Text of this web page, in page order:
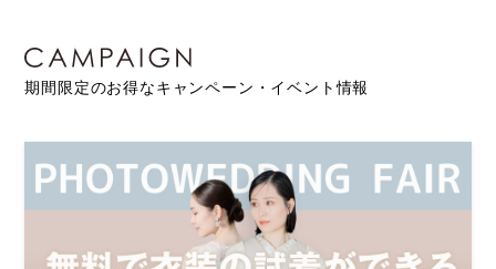
期間限定のお得なキャンペーン・イベント情報